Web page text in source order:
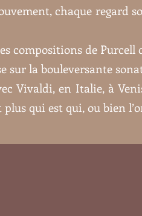
chaque regard
compositions de
sur la bouleversante
Vivaldi, en Italie, à
plus qui est qui, ou bien